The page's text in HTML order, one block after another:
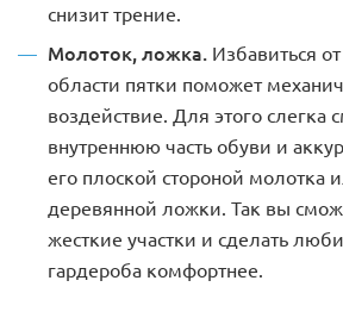
снизит трение.
Молоток, ложка. Избавиться
области пятки поможет
воздействие. Для этого слегка
внутреннюю часть обуви и
его плоской стороной молотка
деревянной ложки. Так вы
жесткие участки и сделать
гардероба комфортнее.